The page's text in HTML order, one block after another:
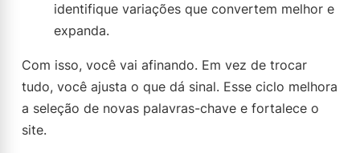
identifique variações que convertem melhor e
expanda.
Com isso, você vai afinando. Em vez de trocar
tudo, você ajusta o que dá sinal. Esse ciclo melhora
a seleção de novas palavras-chave e fortalece o
site.